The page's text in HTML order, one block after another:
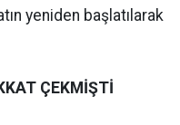
yeniden başlatılarak
ÇEKMİŞTİ